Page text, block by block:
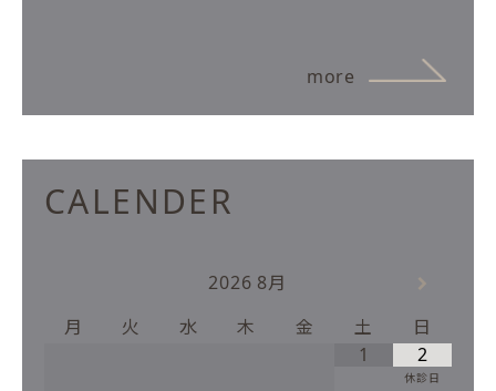
more
CALENDER
2026 8月
月
火 水 木 金 土
日
1
2
休診日